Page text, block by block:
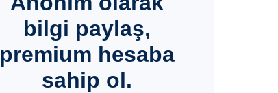
bilgi paylaş,
premium hesaba
sahip ol.